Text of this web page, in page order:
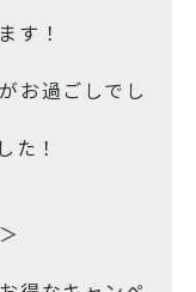
す！
お過ごしでし
た！